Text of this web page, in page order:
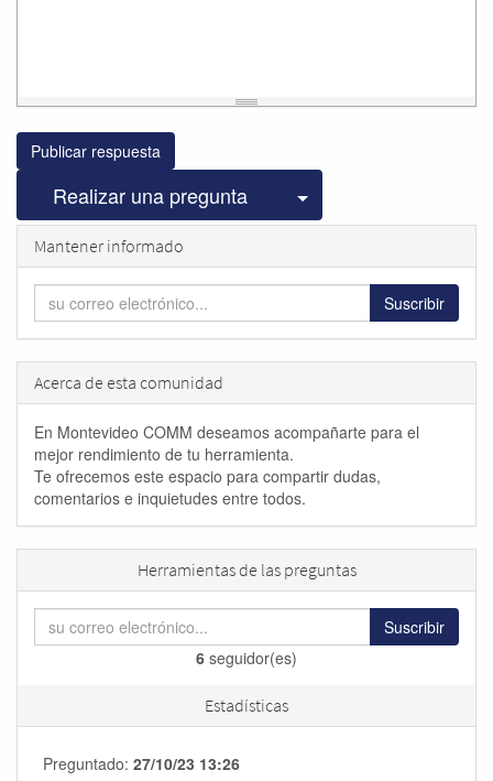
Publicar respuesta
Realizar una pregunta Seleccionar
Mantener informado
Suscribir
Acerca de esta comunidad
En Montevideo COMM deseamos acompañarte para el
mejor rendimiento de tu herramienta.
Te ofrecemos este espacio para compartir dudas,
comentarios e inquietudes entre todos.
Herramientas de las preguntas
Suscribir
6 seguidor(es)
Estadísticas
Preguntado: 27/10/23 13:26